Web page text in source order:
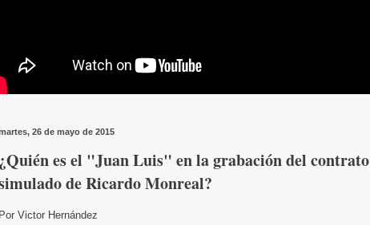
26 de mayo de 2015
¿Quién es el "Juan Luis" en la grabación del contrato
de Ricardo Monreal?
Por Victor Hernández